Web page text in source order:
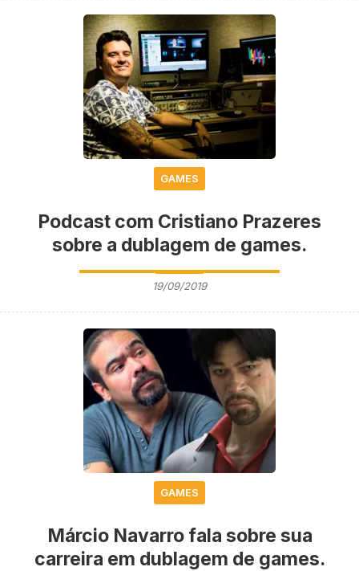
GAMES
Podcast com Cristiano Prazeres
sobre a dublagem de games.
19/09/2019
GAMES
Márcio Navarro fala sobre sua
carreira em dublagem de games.